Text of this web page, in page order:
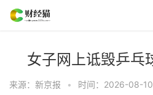
女子网上诋毁乒乓
来源：新京报 • 时间：2026-08-